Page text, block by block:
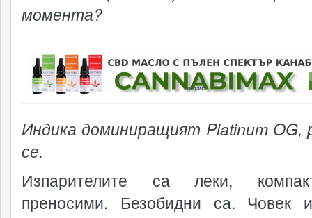
момента?
реклама
Индика доминиращият Platinum OG,
се.
Изпарителите са леки,
преносими. Безобидни са. Човек